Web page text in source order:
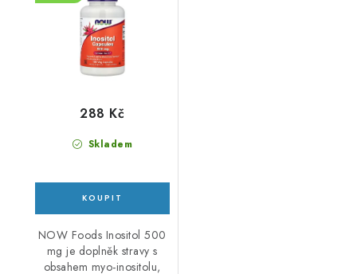
Skladem
288 Kč
NOW Foods Inositol 500
mg je doplněk stravy s
obsahem myo-inositolu,